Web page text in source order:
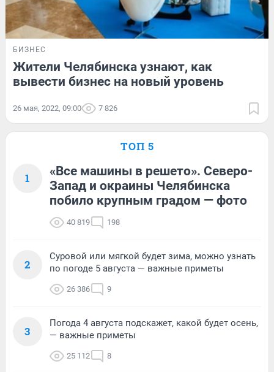
БИЗНЕС
Жители Челябинска узнают, как
вывести бизнес на новый уровень
26 мая, 2022, 09:00 7 826
ТОП 5
1
«Все машины в решето». Северо-
Запад и окраины Челябинска
побило крупным градом — фото
40 819 198
2
Суровой или мягкой будет зима, можно узнать
по погоде 5 августа — важные приметы
26 386 9
3
Погода 4 августа подскажет, какой будет осень,
— важные приметы
25 112 8